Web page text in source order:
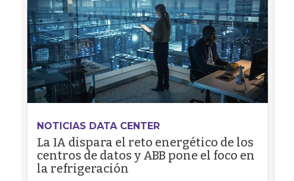
NOTICIAS DATA CENTER
La IA dispara el reto energético de los
centros de datos y ABB pone el foco en
la refrigeración